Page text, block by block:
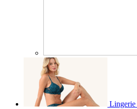
Lingerie